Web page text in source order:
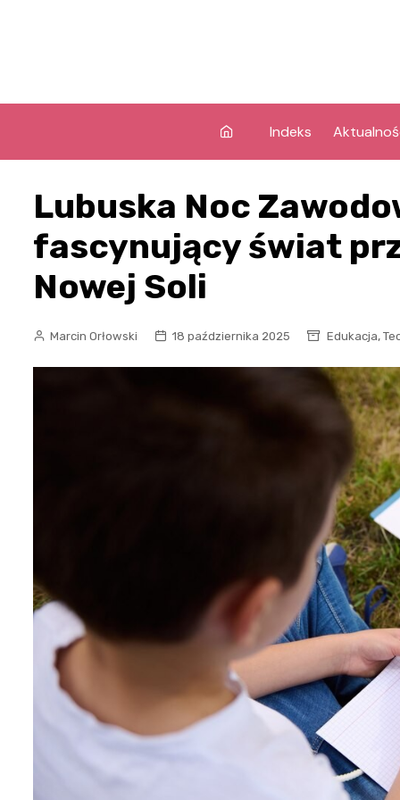
Indeks
Lubuska Noc
fascynujący świat
Nowej Soli
Marcin Orłowski 18 października 2025 Edukacja,